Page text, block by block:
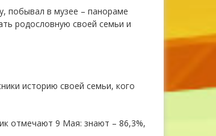
побывал в музее – панораме
родословную своей семьи и
историю своей семьи, кого
отмечают 9 Мая: знают – 86,3%,